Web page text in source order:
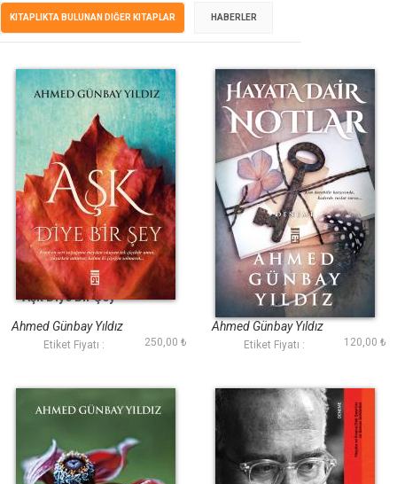
KITAPLIKTA BULUNAN DIĞER KITAPLAR HABERLER
Aşk Diye Bir Şey
Ahmed Günbay Yıldız
Etiket Fiyatı : 250,00 ₺
Hayata Dair Notlar
Ahmed Günbay Yıldız
Etiket Fiyatı : 120,00 ₺